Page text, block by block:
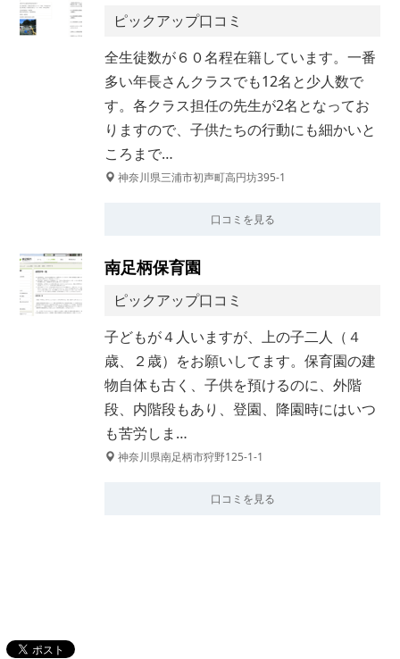
ピックアップ口コミ
全生徒数が６０名程在籍しています。一番
多い年長さんクラスでも12名と少人数で
す。各クラス担任の先生が2名となってお
りますので、子供たちの行動にも細かいと
ころまで…
神奈川県三浦市初声町高円坊395-1
口コミを見る
南足柄保育園
ピックアップ口コミ
子どもが４人いますが、上の子二人（４
歳、２歳）をお願いしてます。保育園の建
物自体も古く、子供を預けるのに、外階
段、内階段もあり、登園、降園時にはいつ
も苦労しま…
神奈川県南足柄市狩野125-1-1
口コミを見る